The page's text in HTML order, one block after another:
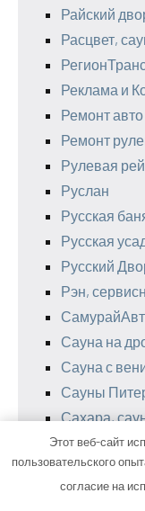
Райский
Расцвет,
Реклама и
Ремонт авто
Ремонт
Рулевая
Руслан
Русская
Русская
Русский
Рэн,
Сауна на
Сауна с
Сауны
Сахара,
Северная
Северное
Сервис
Этот веб-сайт
пользовательского
согласие на